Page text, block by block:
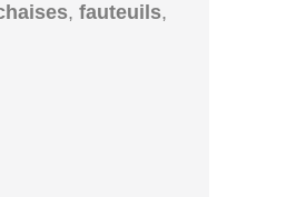
, fauteuils,